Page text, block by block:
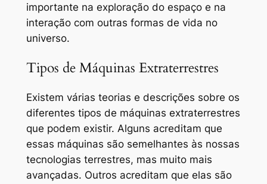
importante na exploração do espaço e na
interação com outras formas de vida no
universo.
Tipos de Máquinas Extraterrestres
Existem várias teorias e descrições sobre os
diferentes tipos de máquinas extraterrestres
que podem existir. Alguns acreditam que
essas máquinas são semelhantes às nossas
tecnologias terrestres, mas muito mais
avançadas. Outros acreditam que elas são